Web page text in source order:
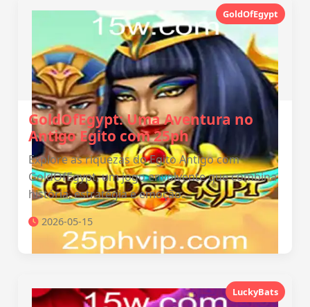
GoldOfEgypt
GoldOfEgypt: Uma Aventura no
Antigo Egito com 25ph
Explore as riquezas do Egito Antigo com
GoldOfEgypt, um jogo envolvente que combina
história, estratégia e emoção.
2026-05-15
LuckyBats